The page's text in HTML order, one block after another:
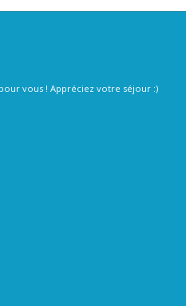
vous ! Appréciez votre séjour :)